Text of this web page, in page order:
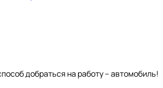
добраться на работу – автомобиль!